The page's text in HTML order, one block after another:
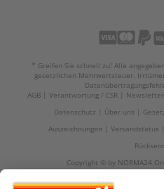
* Greifen Sie schnell zu! Alle
gesetzlichen Mehrwertsteuer.
AGB
Verantwortung / CSR Newsletter
Datenschutz
Über uns
Auszeichnungen
Versandstatus
Copyright © by NORMA24